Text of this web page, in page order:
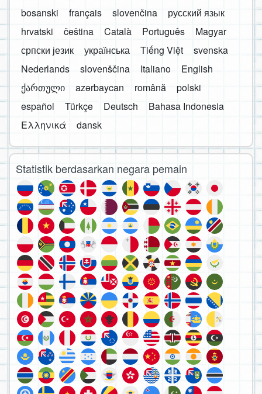
bosanski français slovenčina
русский язык
hrvatski
čeština Català Português
Magyar
српски језик
українська Tiếng Việt
svenska
Nederlands
slovenščina Italiano
English
ქართული
azərbaycan română
polski
español
Türkçe Deutsch
Bahasa Indonesia
Ελληνικά
dansk
Statistik berdasarkan negara pemain